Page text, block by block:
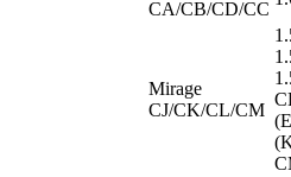
CA/CB/CD/CC
Mirage
CJ/CK/CL/CM